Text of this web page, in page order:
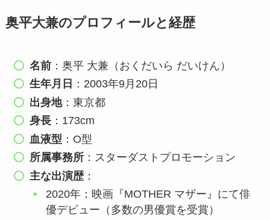
奥平大兼のプロフィールと経歴
名前 ：奥平 大兼（おくだいら だいけん）
生年月日 ：2003年9月20日
出身地：東京都
身長 ：173cm
血液型 ：O型
所属事務所 ：スターダストプロモーション
主な出演歴 ：
2020年：映画『MOTHER マザー』にて俳
優デビュー（多数の男優賞を受賞）